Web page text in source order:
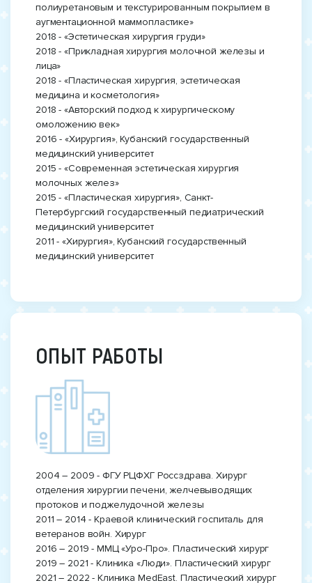
полиуретановым и текстурированным покрытием в
аугментационной маммопластике»
2018 - «Эстетическая хирургия груди»
2018 - «Прикладная хирургия молочной железы и
лица»
2018 - «Пластическая хирургия, эстетическая
медицина и косметология»
2018 - «Авторский подход к хирургическому
омоложению век»
2016 - «Хирургия», Кубанский государственный
медицинский университет
2015 - «Современная эстетическая хирургия
молочных желез»
2015 - «Пластическая хирургия», Санкт-
Петербургский государственный педиатрический
медицинский университет
2011 - «Хирургия», Кубанский государственный
медицинский университет
ОПЫТ РАБОТЫ
2004 – 2009 - ФГУ РЦФХГ Россздрава. Хирург
отделения хирургии печени, желчевыводящих
протоков и поджелудочной железы
2011 – 2014 - Краевой клинический госпиталь для
ветеранов войн. Хирург
2016 – 2019 - ММЦ «Уро-Про». Пластический хирург
2019 – 2021 - Клиника «Люди». Пластический хирург
2021 – 2022 - Клиника MedEast. Пластический хирург